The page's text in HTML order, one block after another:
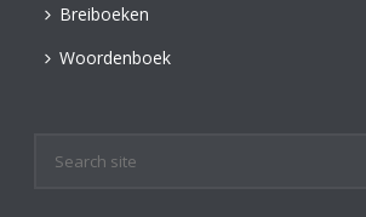
Breiboeken
Woordenboek